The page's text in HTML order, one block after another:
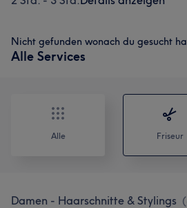
Nicht gefunden wonach du gesucht
Alle Services
Alle Friseur
Damen - Haarschnitte & Stylings (